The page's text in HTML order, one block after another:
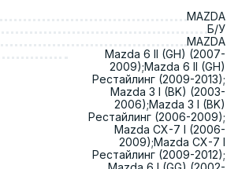
MAZDA
Б/У
MAZDA
Mazda 6 II (GH) (2007-
2009);Mazda 6 II (GH)
Рестайлинг (2009-2013);
Mazda 3 I (BK) (2003-
2006);Mazda 3 I (BK)
Рестайлинг (2006-2009);
Mazda CX-7 I (2006-
2009);Mazda CX-7 I
Рестайлинг (2009-2012);